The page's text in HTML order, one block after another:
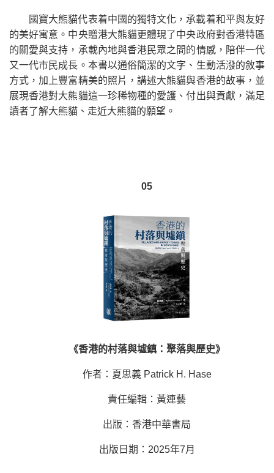
國寶大熊貓代表着中國的獨特文化，承載着和平與友好
的美好寓意。中央贈港大熊貓更體現了中央政府對香港特區
的關愛與支持，承載內地與香港民眾之間的情感，陪伴一代
又一代市民成長。本書以通俗簡潔的文字、生動活潑的敘事
方式，加上豐富精美的照片，講述大熊貓與香港的故事，並
展現香港對大熊貓這一珍稀物種的愛護、付出與貢獻，滿足
讀者了解大熊貓、走近大熊貓的願望。
05
《香港的村落與墟鎮：聚落與歷史》
作者：夏思義 Patrick H. Hase
責任編輯：黃連藝
出版：香港中華書局
出版日期：2025年7月